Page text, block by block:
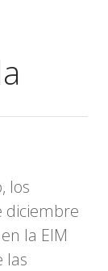
los
diciembre
la EIM
las